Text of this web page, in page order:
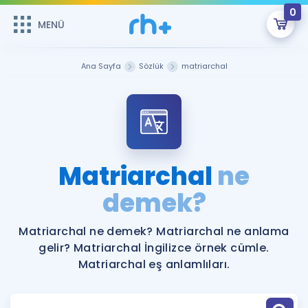
MENÜ
0
Şifremi Hatırlamıyorum
Sepetin Şu An Boş.
Remzi Hoca ile seni sınava hazırlayacak onlarca eğitim seni
bekliyor!
MENÜ
Katılımcı Görüşleri
Faydalı Araçlar
Ücretsiz Kaynaklar
İngilizce Gramer
Ana Sayfa Sözlük matriarchal
Matriarchalne
demek?
Matriarchal ne demek? Matriarchal ne anlama
gelir? Matriarchal İngilizce örnek cümle.
Matriarchal eş anlamlıları.